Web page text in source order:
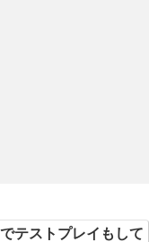
テストプレイもして